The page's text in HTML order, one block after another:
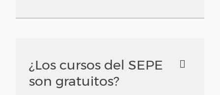
¿Los cursos del SEPE
son gratuitos?